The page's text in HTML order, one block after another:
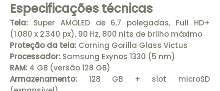
Especificações técnicas
Tela: Super AMOLED de 6,7 polegadas, Full HD+
(1.080 x 2.340 px), 90 Hz, 800 nits de brilho máximo
Proteção da tela: Corning Gorilla Glass Victus
Processador: Samsung Exynos 1330 (5 nm)
RAM: 4 GB (versão 128 GB)
Armazenamento: 128 GB + slot microSD